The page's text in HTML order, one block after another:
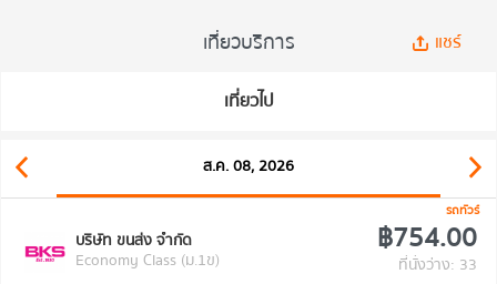
เที่ยวบริการ แชร์
เที่ยวไป
ส.ค. 08, 2026
รถทัวร์
บริษัท ขนส่ง จำกัด
Economy Class (ม.1ข)
฿754.00
ที่นั่งว่าง: 33